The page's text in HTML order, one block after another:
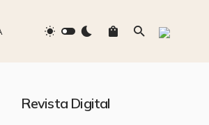
Revista Digital